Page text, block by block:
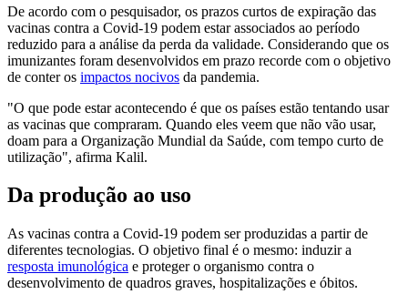
De acordo com o pesquisador, os prazos curtos de expiração das
vacinas contra a Covid-19 podem estar associados ao período
reduzido para a análise da perda da validade. Considerando que os
imunizantes foram desenvolvidos em prazo recorde com o objetivo
de conter os impactos nocivos da pandemia.
"O que pode estar acontecendo é que os países estão tentando usar
as vacinas que compraram. Quando eles veem que não vão usar,
doam para a Organização Mundial da Saúde, com tempo curto de
utilização", afirma Kalil.
Da produção ao uso
As vacinas contra a Covid-19 podem ser produzidas a partir de
diferentes tecnologias. O objetivo final é o mesmo: induzir a
resposta imunológica e proteger o organismo contra o
desenvolvimento de quadros graves, hospitalizações e óbitos.